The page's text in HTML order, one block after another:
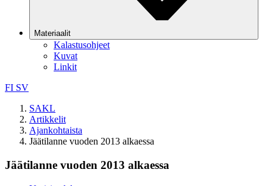
Materiaalit
Kalastusohjeet
Kuvat
Linkit
FI SV
SAKL
Artikkelit
Ajankohtaista
Jäätilanne vuoden 2013 alkaessa
Jäätilanne vuoden 2013 alkaessa